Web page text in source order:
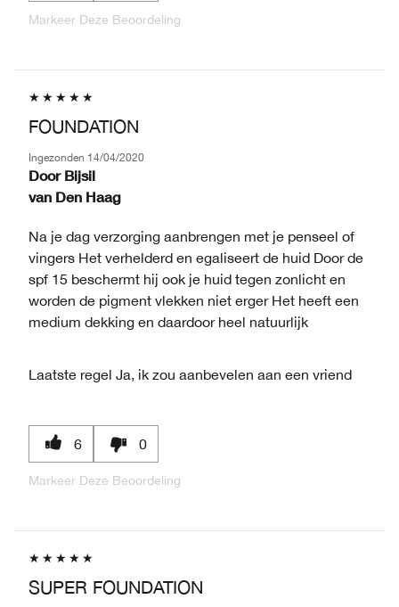
Markeer Deze Beoordeling
FOUNDATION
Ingezonden 14/04/2020
Door Bijsil
van Den Haag
Na je dag verzorging aanbrengen met je penseel of
vingers Het verhelderd en egaliseert de huid Door de
spf 15 beschermt hij ook je huid tegen zonlicht en
worden de pigment vlekken niet erger Het heeft een
medium dekking en daardoor heel natuurlijk
Laatste regel Ja, ik zou aanbevelen aan een vriend
6 0
Markeer Deze Beoordeling
SUPER FOUNDATION